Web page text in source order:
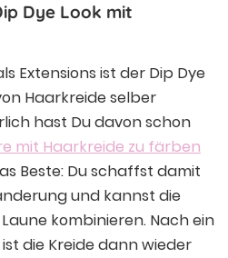
Dye Look mit
Extensions ist der Dip Dye
Haarkreide selber
hast Du davon schon
mit Haarkreide zu färben
Beste: Du schaffst damit
und kannst die
kombinieren. Nach ein
die Kreide dann wieder